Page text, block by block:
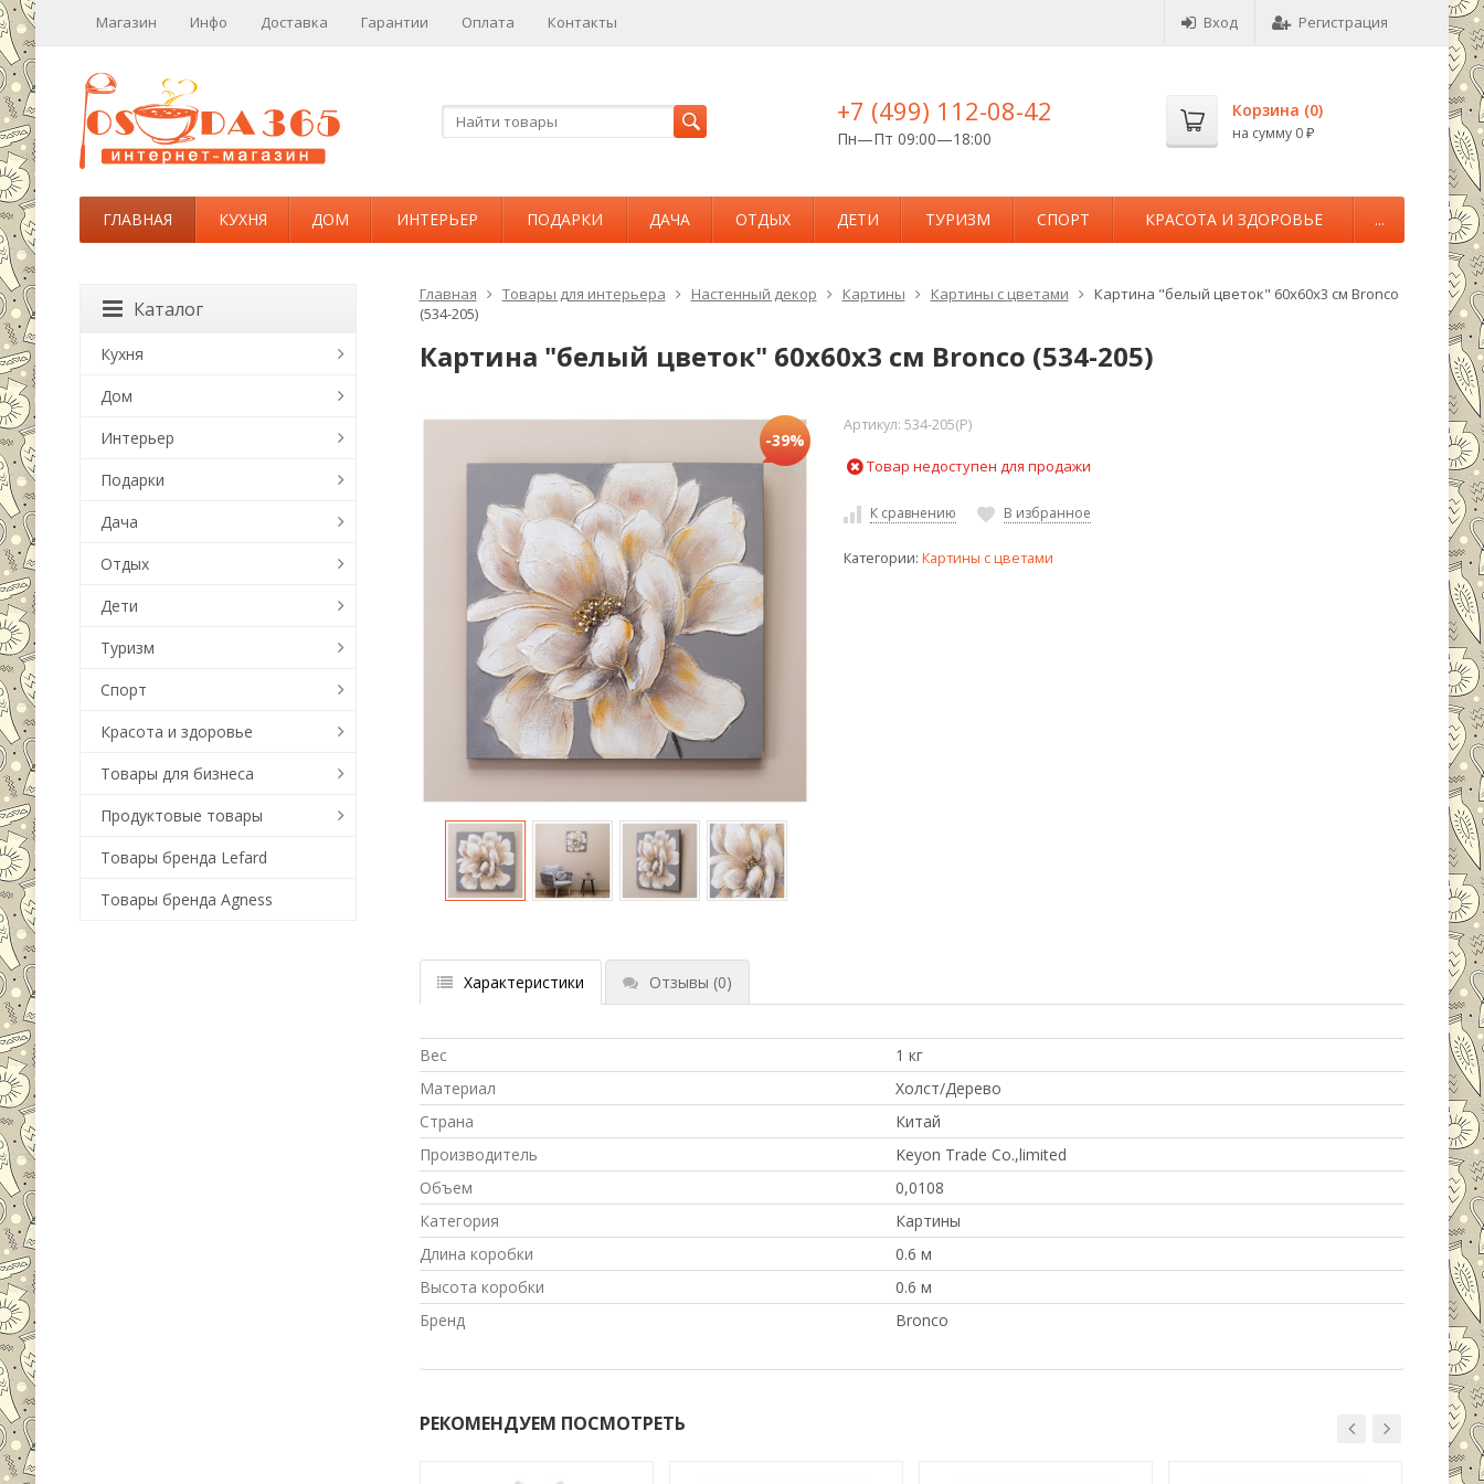
Магазин Инфо Доставка Гарантии Оплата Контакты Вход Регистрация
+7 (499) 112-08-42
Пн—Пт 09:00—18:00
Корзина (0)
на сумму 0 ₽
ГЛАВНАЯ КУХНЯ ДОМ ИНТЕРЬЕР ПОДАРКИ ДАЧА ОТДЫХ ДЕТИ ТУРИЗМ СПОРТ КРАСОТА И ЗДОРОВЬЕ ...
Главная Товары для интерьера Настенный декор Картины Картины с цветами
Картина "белый цветок" 60х60х3 см Bronco
(534-205)
Картина "белый цветок" 60х60х3 см Bronco (534-205)
-39%
Артикул: 534-205(P)
Товар недоступен для продажи
К сравнению В избранное
Категории: Картины с цветами
Характеристики Отзывы (0)
Вес
1 кг
Материал
Холст/Дерево
Страна
Китай
Производитель
Keyon Trade Co.,limited
Объем
0,0108
Категория
Картины
Длина коробки
0.6 м
Высота коробки
0.6 м
Бренд
Bronco
РЕКОМЕНДУЕМ ПОСМОТРЕТЬ
Каталог
Кухня
Дом
Интерьер
Подарки
Дача
Отдых
Дети
Туризм
Спорт
Красота и здоровье
Товары для бизнеса
Продуктовые товары
Товары бренда Lefard
Товары бренда Agness